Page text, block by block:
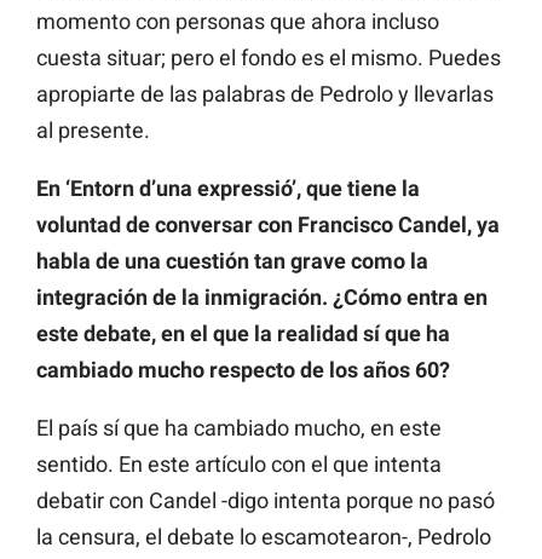
momento con personas que ahora incluso
cuesta situar; pero el fondo es el mismo. Puedes
apropiarte de las palabras de Pedrolo y llevarlas
al presente.
En ‘Entorn d’una expressió’, que tiene la
voluntad de conversar con Francisco Candel, ya
habla de una cuestión tan grave como la
integración de la inmigración. ¿Cómo entra en
este debate, en el que la realidad sí que ha
cambiado mucho respecto de los años 60?
El país sí que ha cambiado mucho, en este
sentido. En este artículo con el que intenta
debatir con Candel -digo intenta porque no pasó
la censura, el debate lo escamotearon-, Pedrolo